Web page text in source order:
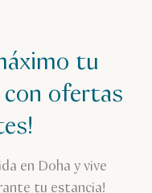
tu
ofertas
en Doha y vive
tu estancia!